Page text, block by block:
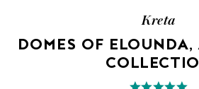
Kreta
DOMES OF ELOUNDA,